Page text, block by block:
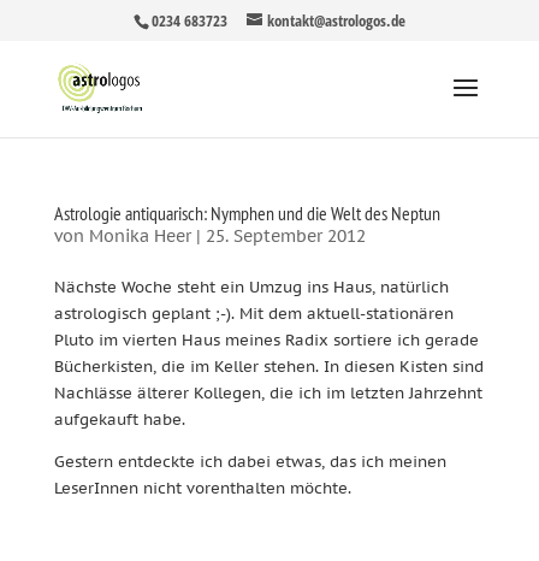
0234 683723 kontakt@astrologos.de
Astrologie antiquarisch: Nymphen und die Welt des Neptun
von Monika Heer| 25. September 2012
Nächste Woche steht ein Umzug ins Haus, natürlich
astrologisch geplant ;-). Mit dem aktuell-stationären
Pluto im vierten Haus meines Radix sortiere ich gerade
Bücherkisten, die im Keller stehen. In diesen Kisten sind
Nachlässe älterer Kollegen, die ich im letzten Jahrzehnt
aufgekauft habe.
Gestern entdeckte ich dabei etwas, das ich meinen
LeserInnen nicht vorenthalten möchte.